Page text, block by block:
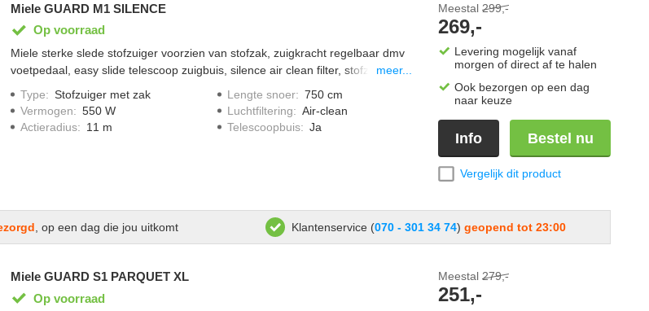
Miele GUARD M1 SILENCE
Op voorraad
Miele sterke slede stofzuiger voorzien van stofzak, zuigkracht regelbaar dmv
voetpedaal, easy slide telescoop zuigbuis, silence air clean filter, stofzak "vol"
gereduceerd geluidsniveau van 66 decibel, flex teq/eco star vloerborstel
meegeleverd, display met LED iconen, zuigvermogen van 550 watt, comfort
kabel oprolsysteem, type stofzuiger zak: HyClean Pure CO; één stofzak
meer...
Type: Stofzuiger met zak
Vermogen: 550 W
Actieradius: 11 m
Lengte snoer: 750 cm
Luchtfiltering: Air-clean
Telescoopbuis: Ja
Meestal 299,-
269,-
Levering mogelijk vanaf
morgen of direct af te halen
Ook bezorgen op een dag
naar keuze
Info Bestel nu
Vergelijk dit product
, op een dag die jou uitkomt Klantenservice (070 - 301 34 74)geopend tot 23:00
Miele GUARD S1 PARQUET XL
Op voorraad
Meestal 279,-
251,-